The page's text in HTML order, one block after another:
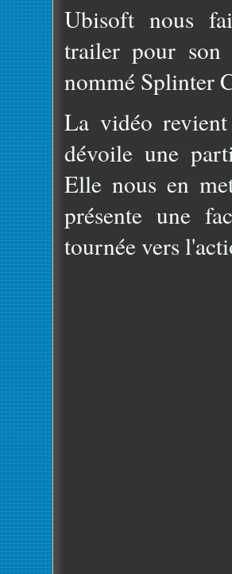
Ubisoft nous
trailer pour son
nommé Splinter
La vidéo
dévoile une
Elle nous en
présente une
tournée vers